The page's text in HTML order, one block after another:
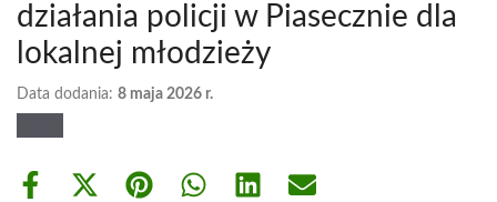
działania policji w Piasecznie dla
lokalnej młodzieży
Data dodania: 8 maja 2026 r.
Share
Share Share Share Share Share